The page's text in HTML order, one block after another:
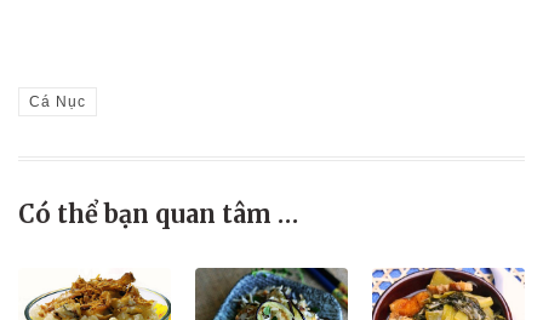
Cá Nục
Có thể bạn quan tâm …